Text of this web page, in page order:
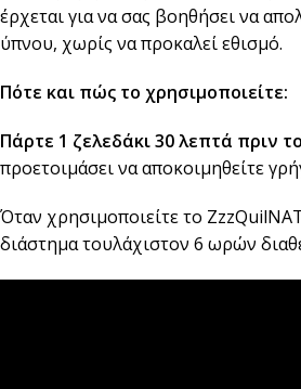
έρχεται για να σας βοηθήσει να
ύπνου, χωρίς να προκαλεί εθισμό.
Πότε και πώς το χρησιμοποιείτε:
Πάρτε 1 ζελεδάκι 30 λεπτά πριν
προετοιμάσει να αποκοιμηθείτε
Όταν χρησιμοποιείτε το
διάστημα τουλάχιστον 6 ωρών